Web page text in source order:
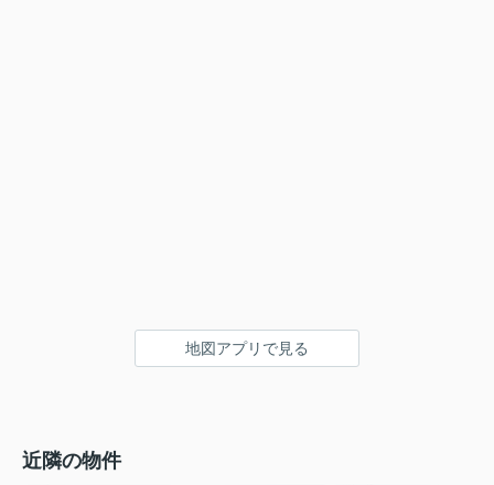
地図アプリで見る
近隣の物件